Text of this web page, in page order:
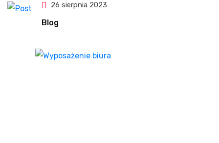
26 sierpnia 2023
Blog